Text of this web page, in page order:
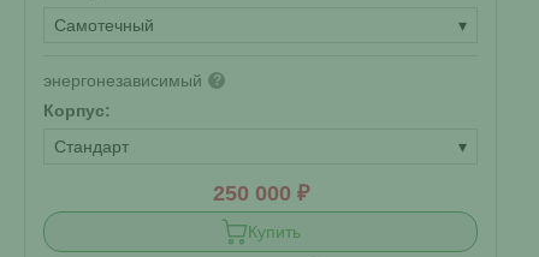
Самотечный
▾
энергонезависимый ?
Корпус:
Стандарт
▾
250 000 ₽
Купить